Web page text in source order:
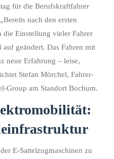
für die Berufskraftfahrer
nach den ersten
die Einstellung vieler Fahrer
geändert. Das Fahren mit
neue Erfahrung – leise,
Stefan Mörchel, Fahrer-
Group am Standort Bochum.
E-Sattelzugmaschinen zu